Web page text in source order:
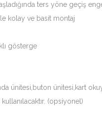
ters yöne geçiş
kolay ve basit montaj
gösterge
ünitesi,buton ünitesi,kart
(opsiyonel)